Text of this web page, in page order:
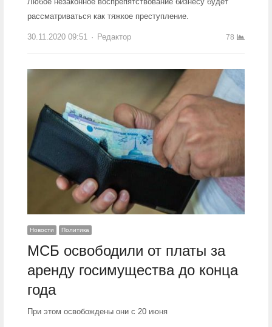
рассматриваться как тяжкое преступление.
30.11.2020 09:51 Author
Редактор 78
Новости Политика
МСБ освободили от платы за
аренду госимущества до конца
года
При этом освобождены они с 20 июня